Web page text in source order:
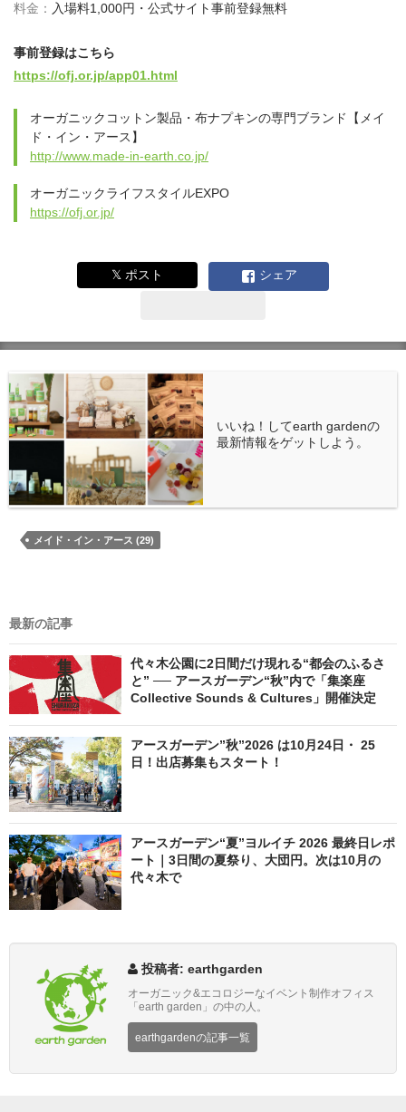
料金： 入場料1,000円・公式サイト事前登録無料
事前登録はこちら
https://ofj.or.jp/app01.html
オーガニックコットン製品・布ナプキンの専門ブランド【メイ
ド・イン・アース】
http://www.made-in-earth.co.jp/
オーガニックライフスタイルEXPO
https://ofj.or.jp/
𝕏 ポスト シェア
いいね！してearth gardenの
最新情報をゲットしよう。
メイド・イン・アース (29)
最新の記事
代々木公園に2日間だけ現れる“都会のふるさ
と” ── アースガーデン“秋”内で「集楽座
Collective Sounds & Cultures」開催決定
アースガーデン”秋”2026 は10月24日・ 25
日！出店募集もスタート！
アースガーデン“夏”ヨルイチ 2026 最終日レポ
ート｜3日間の夏祭り、大団円。次は10月の
代々木で
投稿者: earthgarden
オーガニック&エコロジーなイベント制作オフィス
「earth garden」の中の人。
earthgardenの記事一覧